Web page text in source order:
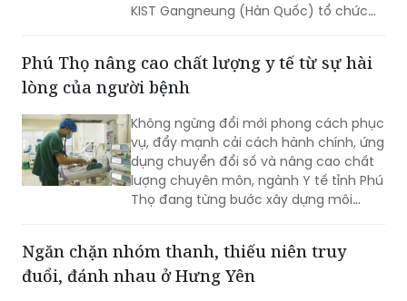
KIST Gangneung (Hàn Quốc) tổ chức
nghiệp TP Hải Phòng.
Phú Thọ nâng cao chất lượng y tế từ sự hài
lòng của người bệnh
Không ngừng đổi mới phong cách phục
vụ, đẩy mạnh cải cách hành chính, ứng
dụng chuyển đổi số và nâng cao chất
lượng chuyên môn, ngành Y tế tỉnh Phú
Thọ đang từng bước xây dựng môi
cơ sở y tế, sự hài lòng của người bệnh
không chỉ là mục tiêu hướng tới mà
Ngăn chặn nhóm thanh, thiếu niên truy
đuổi, đánh nhau ở Hưng Yên